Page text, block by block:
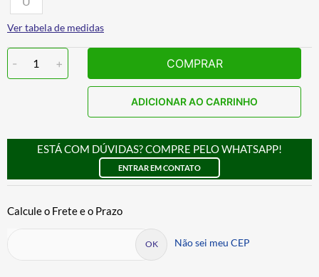
Ver tabela de medidas
- 1 + COMPRAR
ADICIONAR AO CARRINHO
ESTÁ COM DÚVIDAS? COMPRE PELO WHATSAPP!
ENTRAR EM CONTATO
Não sei meu CEP